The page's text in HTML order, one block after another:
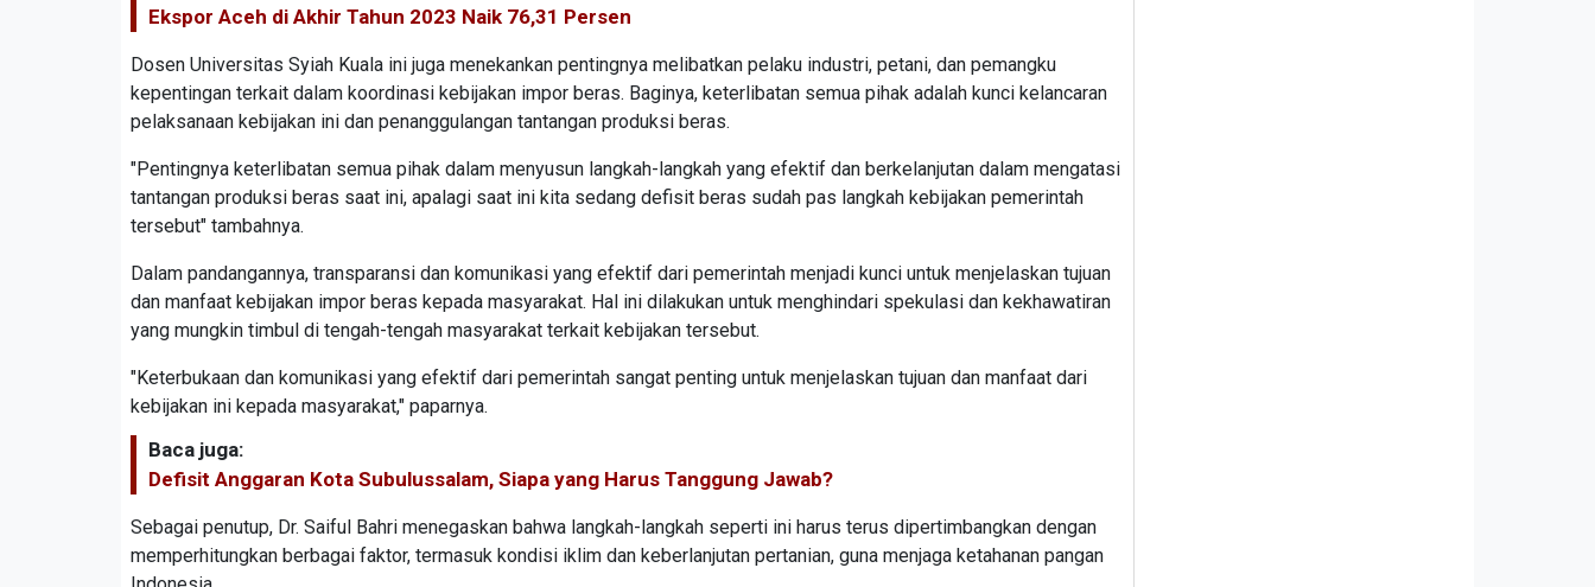
Ekspor Aceh di Akhir Tahun 2023 Naik 76,31 Persen
Dosen Universitas Syiah Kuala ini juga menekankan pentingnya melibatkan pelaku industri, petani, dan pemangku
kepentingan terkait dalam koordinasi kebijakan impor beras. Baginya, keterlibatan semua pihak adalah kunci kelancaran
pelaksanaan kebijakan ini dan penanggulangan tantangan produksi beras.
"Pentingnya keterlibatan semua pihak dalam menyusun langkah-langkah yang efektif dan berkelanjutan dalam mengatasi
tantangan produksi beras saat ini, apalagi saat ini kita sedang defisit beras sudah pas langkah kebijakan pemerintah
tersebut" tambahnya.
Dalam pandangannya, transparansi dan komunikasi yang efektif dari pemerintah menjadi kunci untuk menjelaskan tujuan
dan manfaat kebijakan impor beras kepada masyarakat. Hal ini dilakukan untuk menghindari spekulasi dan kekhawatiran
yang mungkin timbul di tengah-tengah masyarakat terkait kebijakan tersebut.
"Keterbukaan dan komunikasi yang efektif dari pemerintah sangat penting untuk menjelaskan tujuan dan manfaat dari
kebijakan ini kepada masyarakat," paparnya.
Baca juga:
Defisit Anggaran Kota Subulussalam, Siapa yang Harus Tanggung Jawab?
Sebagai penutup, Dr. Saiful Bahri menegaskan bahwa langkah-langkah seperti ini harus terus dipertimbangkan dengan
memperhitungkan berbagai faktor, termasuk kondisi iklim dan keberlanjutan pertanian, guna menjaga ketahanan pangan